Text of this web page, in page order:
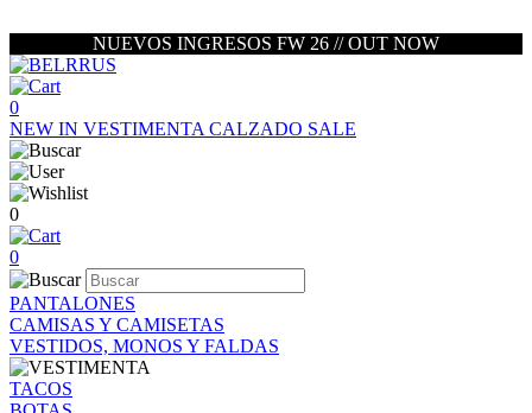
NUEVOS INGRESOS FW 26 // OUT NOW
0
NEW IN VESTIMENTA CALZADO SALE
0
0
PANTALONES
CAMISAS Y CAMISETAS
VESTIDOS, MONOS Y FALDAS
TACOS